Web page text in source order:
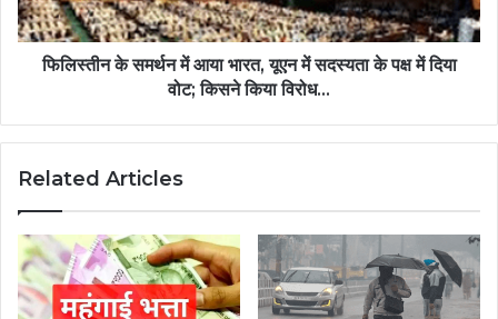
फिलिस्तीन के समर्थन में आया भारत, यूएन में सदस्यता के पक्ष में दिया
वोट; किसने किया विरोध...
Related Articles